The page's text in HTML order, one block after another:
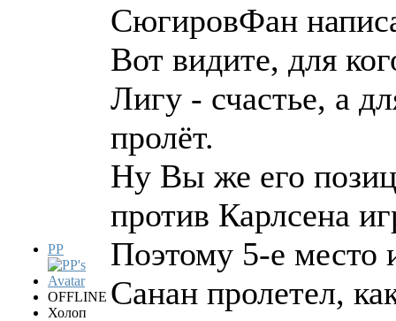
PP
OFFLINE
Холоп
СюгировФан
Вот видите, для
Лигу - счастье, а
пролёт.
Ну Вы же его
против Карлсена
Поэтому 5-е место
Санан пролетел,